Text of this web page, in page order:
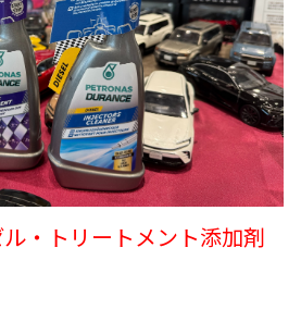
・トリートメント添加剤